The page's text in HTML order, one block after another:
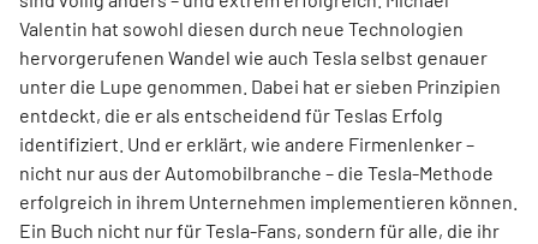
Valentin hat sowohl diesen durch neue Technologien
hervorgerufenen Wandel wie auch Tesla selbst genauer
unter die Lupe genommen. Dabei hat er sieben Prinzipien
entdeckt, die er als entscheidend für Teslas Erfolg
identifiziert. Und er erklärt, wie andere Firmenlenker –
nicht nur aus der Automobilbranche – die Tesla-Methode
erfolgreich in ihrem Unternehmen implementieren können.
Ein Buch nicht nur für Tesla-Fans, sondern für alle, die ihr